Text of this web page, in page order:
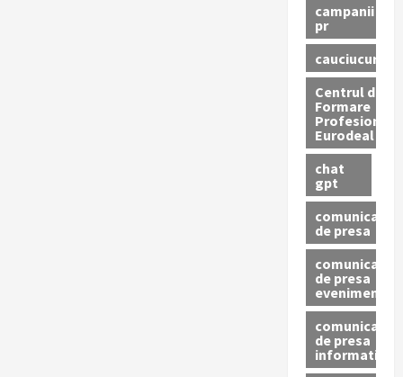
campanii
pr
cauciucuri
Centrul de
Formare
Profesionala
Eurodeal
chat
gpt
comunicat
de presa
comunicat
de presa
eveniment
comunicat
de presa
informativ